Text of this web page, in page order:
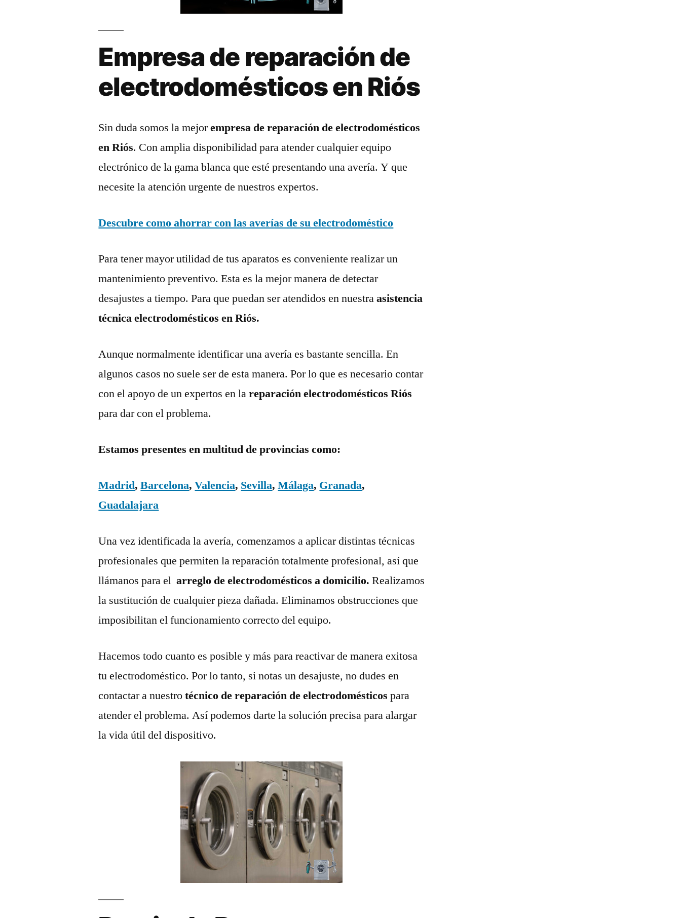
Empresa de reparación de
electrodomésticos en Riós
Sin duda somos la mejorempresa de reparación de electrodomésticos
en Riós. Con amplia disponibilidad para atender cualquier equipo
electrónico de la gama blanca que esté presentando una avería. Y que
necesite la atención urgente de nuestros expertos.
Descubre como ahorrar con las averías de su electrodoméstico
Para tener mayor utilidad de tus aparatos es conveniente realizar un
mantenimiento preventivo. Esta es la mejor manera de detectar
desajustes a tiempo. Para que puedan ser atendidos en nuestraasistencia
técnica electrodomésticos en Riós.
Aunque normalmente identificar una avería es bastante sencilla. En
algunos casos no suele ser de esta manera. Por lo que es necesario contar
con el apoyo de un expertos en lareparación electrodomésticos Riós
para dar con el problema.
Estamos presentes en multitud de provincias como:
Madrid,Barcelona,Valencia, Sevilla,Málaga, Granada,
Guadalajara
Una vez identificada la avería, comenzamos a aplicar distintas técnicas
profesionales que permiten la reparación totalmente profesional, así que
llámanos para el arreglo de electrodomésticos a domicilio.Realizamos
la sustitución de cualquier pieza dañada. Eliminamos obstrucciones que
imposibilitan el funcionamiento correcto del equipo.
Hacemos todo cuanto es posible y más para reactivar de manera exitosa
tu electrodoméstico. Por lo tanto, si notas un desajuste, no dudes en
contactar a nuestrotécnico de reparación de electrodomésticospara
atender el problema. Así podemos darte la solución precisa para alargar
la vida útil del dispositivo.